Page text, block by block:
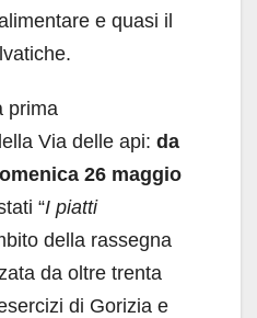
e quasi il
prima
Via delle api: da
26 maggio
“I piatti
della rassegna
da oltre trenta
di Gorizia e